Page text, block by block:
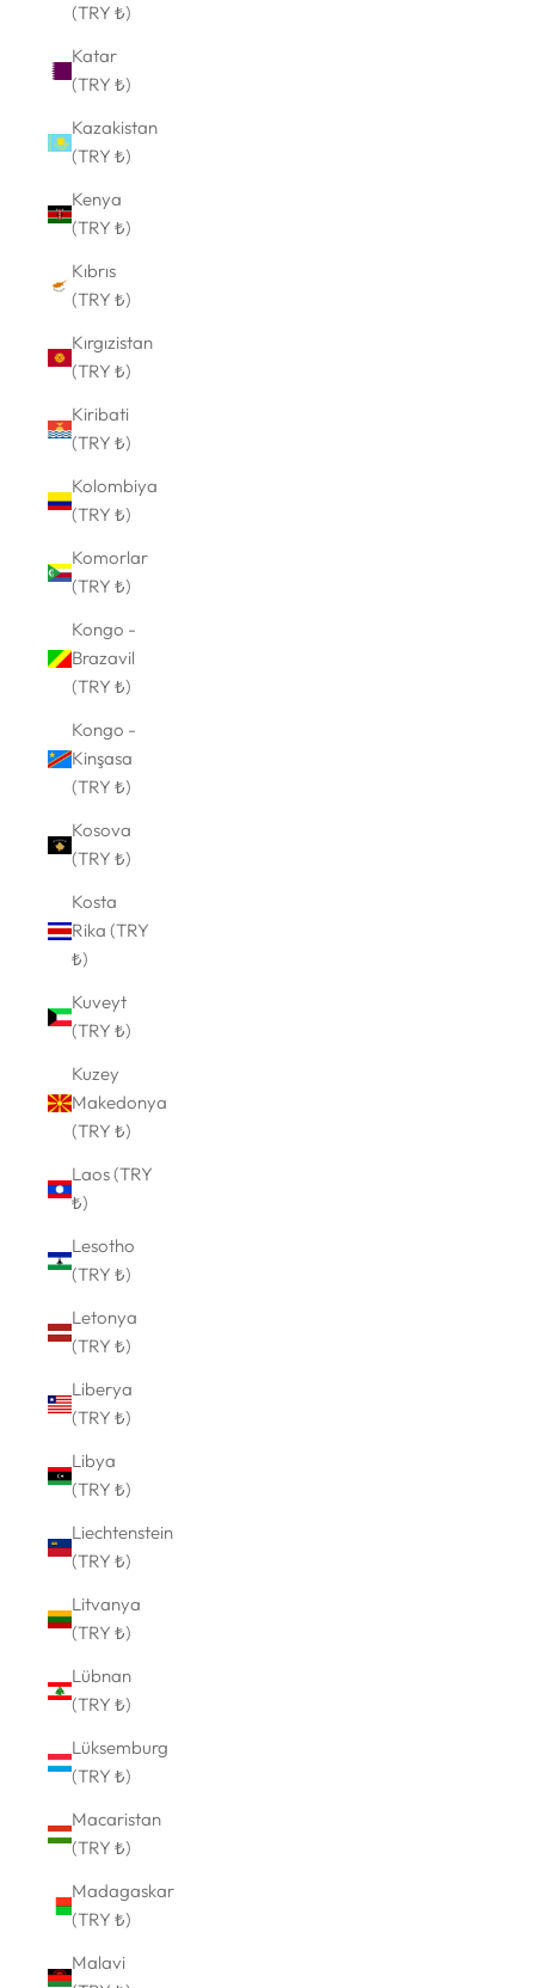
(TRY ₺)
Katar
(TRY ₺)
Kazakistan
(TRY ₺)
Kenya
(TRY ₺)
Kıbrıs
(TRY ₺)
Kırgızistan
(TRY ₺)
Kiribati
(TRY ₺)
Kolombiya
(TRY ₺)
Komorlar
(TRY ₺)
Kongo -
Brazavil
(TRY ₺)
Kongo -
Kinşasa
(TRY ₺)
Kosova
(TRY ₺)
Kosta
Rika (TRY
₺)
Kuveyt
(TRY ₺)
Kuzey
Makedonya
(TRY ₺)
Laos (TRY
₺)
Lesotho
(TRY ₺)
Letonya
(TRY ₺)
Liberya
(TRY ₺)
Libya
(TRY ₺)
Liechtenstein
(TRY ₺)
Litvanya
(TRY ₺)
Lübnan
(TRY ₺)
Lüksemburg
(TRY ₺)
Macaristan
(TRY ₺)
Madagaskar
(TRY ₺)
Malavi